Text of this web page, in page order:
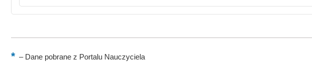
–Dane pobrane z Portalu Nauczyciela